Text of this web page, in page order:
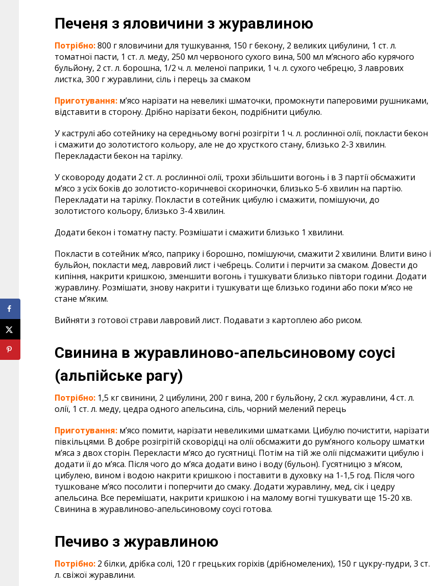
Печеня з яловичини з журавлиною
Потрібно:800 г яловичини для тушкування, 150 г бекону, 2 великих цибулини, 1 ст. л.
томатної пасти, 1 ст. л. меду, 250 мл червоного сухого вина, 500 мл м’ясного або курячого
бульйону, 2 ст. л. борошна, 1/2 ч. л. меленої паприки, 1 ч. л. сухого чебрецю, 3 лаврових
листка, 300 г журавлини, сіль і перець за смаком
Приготування: м’ясо нарізати на невеликі шматочки, промокнути паперовими рушниками,
відставити в сторону. Дрібно нарізати бекон, подрібнити цибулю.
У каструлі або сотейнику на середньому вогні розігріти 1 ч. л. рослинної олії, покласти бекон
і смажити до золотистого кольору, але не до хрусткого стану, близько 2-3 хвилин.
Перекладасти бекон на тарілку.
У сковороду додати 2 ст. л. рослинної олії, трохи збільшити вогонь і в 3 партії обсмажити
м’ясо з усіх боків до золотисто-коричневої скориночки, близько 5-6 хвилин на партію.
Перекладати на тарілку. Покласти в сотейник цибулю і смажити, помішуючи, до
золотистого кольору, близько 3-4 хвилин.
Додати бекон і томатну пасту. Розмішати і смажити близько 1 хвилини.
Покласти в сотейник м’ясо, паприку і борошно, помішуючи, смажити 2 хвилини. Влити вино і
бульйон, покласти мед, лавровий лист і чебрець. Солити і перчити за смаком. Довести до
кипіння, накрити кришкою, зменшити вогонь і тушкувати близько півтори години. Додати
журавлину. Розмішати, знову накрити і тушкувати ще близько години або поки м’ясо не
стане м’яким.
Вийняти з готової страви лавровий лист. Подавати з картоплею або рисом.
Свинина в журавлиново-апельсиновому соусі
(альпійське рагу)
Потрібно: 1,5 кг свинини, 2 цибулини, 200 г вина, 200 г бульйону, 2 скл. журавлини, 4 ст. л.
олії, 1 ст. л. меду, цедра одного апельсина, сіль, чорний мелений перець
Приготування: м’ясо помити, нарізати невеликими шматками. Цибулю почистити, нарізати
півкільцями. В добре розігрітій сковорідці на олії обсмажити до рум’яного кольору шматки
м’яса з двох сторін. Перекласти м’ясо до гусятниці. Потім на тій же олії підсмажити цибулю і
додати її до м’яса. Після чого до м’яса додати вино і воду (бульон). Гусятницю з м’ясом,
цибулею, вином і водою накрити кришкою і поставити в духовку на 1-1,5 год. Після чого
тушковане м’ясо посолити і поперчити до смаку. Додати журавлину, мед, сік і цедру
апельсина. Все перемішати, накрити кришкою і на малому вогні тушкувати ще 15-20 хв.
Свинина в журавлиново-апельсиновому соусі готова.
Печиво з журавлиною
Потрібно: 2 білки, дрібка солі, 120 г грецьких горіхів (дрібномелених), 150 г цукру-пудри, 3 ст.
л. свіжої журавлини.